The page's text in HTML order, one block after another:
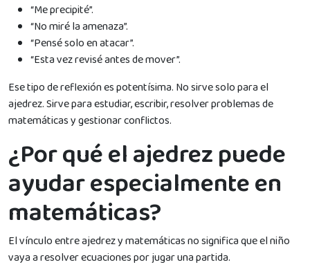
“Me precipité”.
“No miré la amenaza”.
“Pensé solo en atacar”.
“Esta vez revisé antes de mover”.
Ese tipo de reflexión es potentísima. No sirve solo para el
ajedrez. Sirve para estudiar, escribir, resolver problemas de
matemáticas y gestionar conflictos.
¿Por qué el ajedrez puede
ayudar especialmente en
matemáticas?
El vínculo entre ajedrez y matemáticas no significa que el niño
vaya a resolver ecuaciones por jugar una partida.